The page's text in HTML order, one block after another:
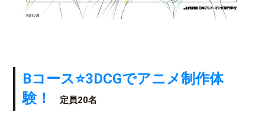
Bコース⭐3DCGでアニメ制作体
験！
定員20名